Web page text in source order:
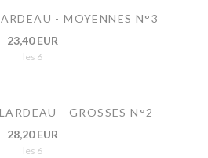
- MOYENNES N°3
23,40 EUR
les 6
- GROSSES N°2
28,20 EUR
les 6